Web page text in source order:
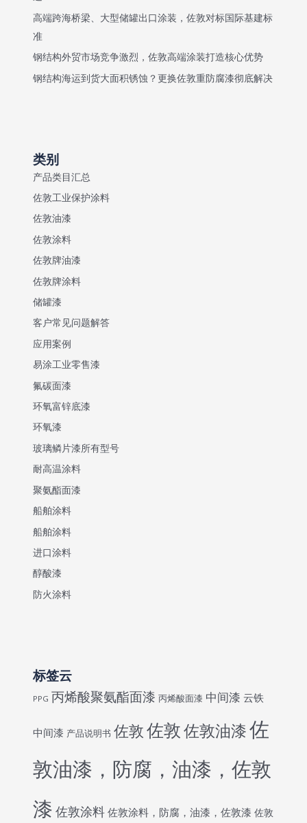
高端跨海桥梁、大型储罐出口涂装，佐敦对标国际基建标
准
钢结构外贸市场竞争激烈，佐敦高端涂装打造核心优势
钢结构海运到货大面积锈蚀？更换佐敦重防腐漆彻底解决
类别
产品类目汇总
佐敦工业保护涂料
佐敦油漆
佐敦涂料
佐敦牌油漆
佐敦牌涂料
储罐漆
客户常见问题解答
应用案例
易涂工业零售漆
氟碳面漆
环氧富锌底漆
环氧漆
玻璃鳞片漆所有型号
耐高温涂料
聚氨酯面漆
船舶涂料
船舶涂料
进口涂料
醇酸漆
防火涂料
标签云
PPG 丙烯酸聚氨酯面漆 丙烯酸面漆 中间漆 云铁
中间漆 产品说明书 佐敦佐敦佐敦油漆佐
敦油漆，防腐，油漆，佐敦
漆 佐敦涂料 佐敦涂料，防腐，油漆，佐敦漆 佐敦